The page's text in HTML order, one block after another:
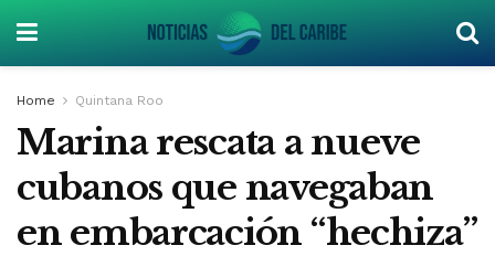
Home Quintana Roo
Marina rescata a nueve
cubanos que navegaban
en embarcación “hechiza”